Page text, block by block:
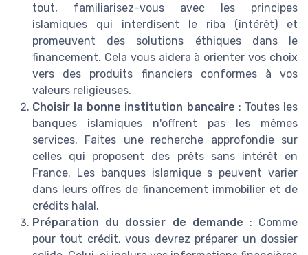
tout, familiarisez-vous avec les principes
islamiques qui interdisent le riba (intérêt) et
promeuvent des solutions éthiques dans le
financement. Cela vous aidera à orienter vos choix
vers des produits financiers conformes à vos
valeurs religieuses.
Choisir la bonne institution bancaire : Toutes les
banques islamiques n'offrent pas les mêmes
services. Faites une recherche approfondie sur
celles qui proposent des prêts sans intérêt en
France. Les banques islamique s peuvent varier
dans leurs offres de financement immobilier et de
crédits halal.
Préparation du dossier de demande : Comme
pour tout crédit, vous devrez préparer un dossier